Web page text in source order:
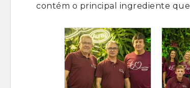
contém o principal ingrediente